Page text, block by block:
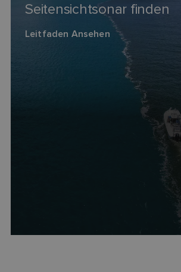
Seitensichtsonar finden
Leitfaden Ansehen